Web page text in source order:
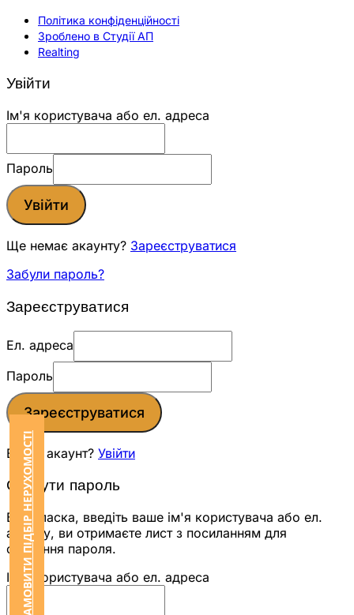
Політика конфіденційності
Зроблено в Студії АП
Realting
ЗАМОВИТИ ПІДБІР НЕРУХОМОСТІ
Увійти
Ім'я користувача або ел. адреса
Пароль
Увійти
Ще немає акаунту? Зареєструватися
Забули пароль?
Зареєструватися
Ел. адреса
Пароль
Зареєструватися
Вже є акаунт? Увійти
Скинути пароль
Будь ласка, введіть ваше ім'я користувача або ел.
адресу, ви отримаєте лист з посиланням для
скидання пароля.
Ім'я користувача або ел. адреса